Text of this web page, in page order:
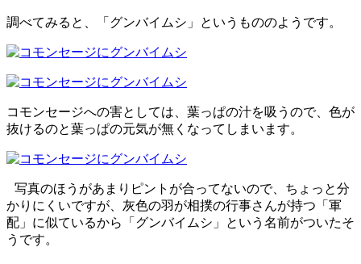
調べてみると、「グンバイムシ」というもののようです。
コモンセージへの害としては、葉っぱの汁を吸うので、色が
抜けるのと葉っぱの元気が無くなってしまいます。
写真のほうがあまりピントが合ってないので、ちょっと分
かりにくいですが、灰色の羽が相撲の行事さんが持つ「軍
配」に似ているから「グンバイムシ」という名前がついたそ
うです。